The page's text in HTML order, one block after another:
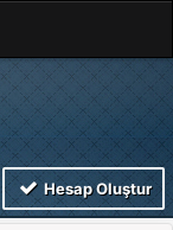
Hesap Oluştur